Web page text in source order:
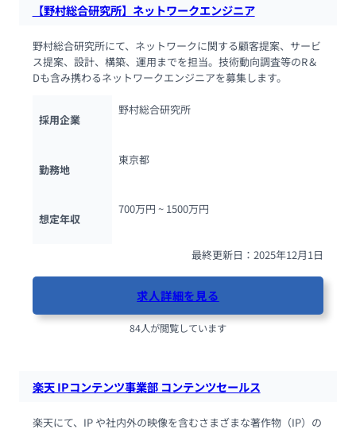
【野村総合研究所】ネットワークエンジニア
野村総合研究所にて、ネットワークに関する顧客提案、サービ
ス提案、設計、構築、運用までを担当。技術動向調査等のR＆
Dも含み携わるネットワークエンジニアを募集します。
採用企業
野村総合研究所
勤務地
東京都
想定年収
700万円 ~ 1500万円
最終更新日：2025年12月1日
求人詳細を見る
84人が閲覧しています
楽天 IPコンテンツ事業部 コンテンツセールス
楽天にて、IP や社内外の映像を含むさまざまな著作物（IP）の